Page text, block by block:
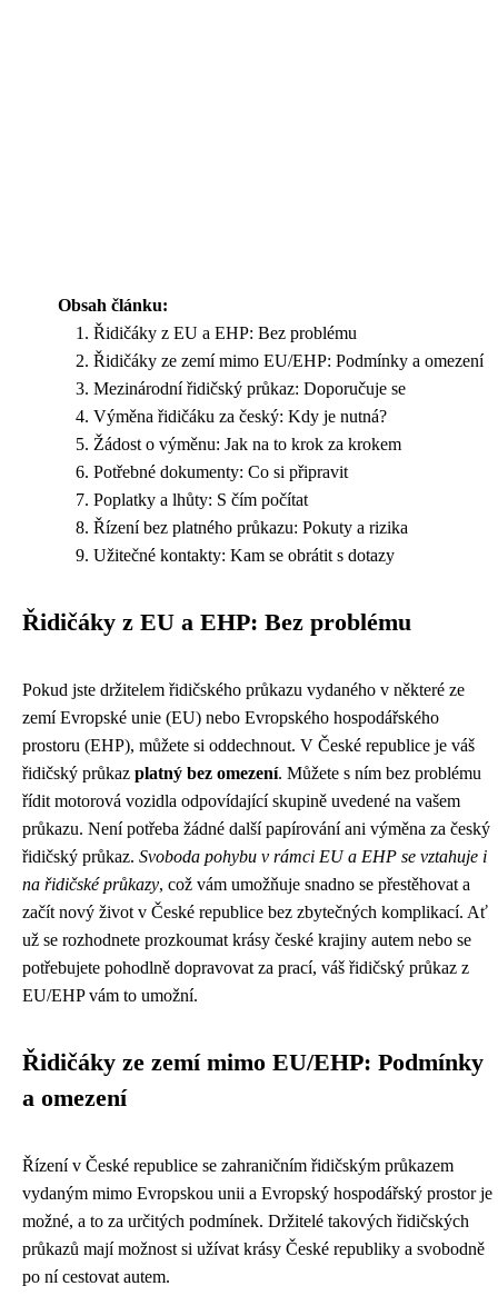
Obsah článku:
Řidičáky z EU a EHP: Bez problému
Řidičáky ze zemí mimo EU/EHP: Podmínky a omezení
Mezinárodní řidičský průkaz: Doporučuje se
Výměna řidičáku za český: Kdy je nutná?
Žádost o výměnu: Jak na to krok za krokem
Potřebné dokumenty: Co si připravit
Poplatky a lhůty: S čím počítat
Řízení bez platného průkazu: Pokuty a rizika
Užitečné kontakty: Kam se obrátit s dotazy
Řidičáky z EU a EHP: Bez problému
Pokud jste držitelem řidičského průkazu vydaného v některé ze
zemí Evropské unie (EU) nebo Evropského hospodářského
prostoru (EHP), můžete si oddechnout. V České republice je váš
řidičský průkaz platný bez omezení. Můžete s ním bez problému
řídit motorová vozidla odpovídající skupině uvedené na vašem
průkazu. Není potřeba žádné další papírování ani výměna za český
řidičský průkaz. Svoboda pohybu v rámci EU a EHP se vztahuje i
na řidičské průkazy, což vám umožňuje snadno se přestěhovat a
začít nový život v České republice bez zbytečných komplikací. Ať
už se rozhodnete prozkoumat krásy české krajiny autem nebo se
potřebujete pohodlně dopravovat za prací, váš řidičský průkaz z
EU/EHP vám to umožní.
Řidičáky ze zemí mimo EU/EHP: Podmínky
a omezení
Řízení v České republice se zahraničním řidičským průkazem
vydaným mimo Evropskou unii a Evropský hospodářský prostor je
možné, a to za určitých podmínek. Držitelé takových řidičských
průkazů mají možnost si užívat krásy České republiky a svobodně
po ní cestovat autem.